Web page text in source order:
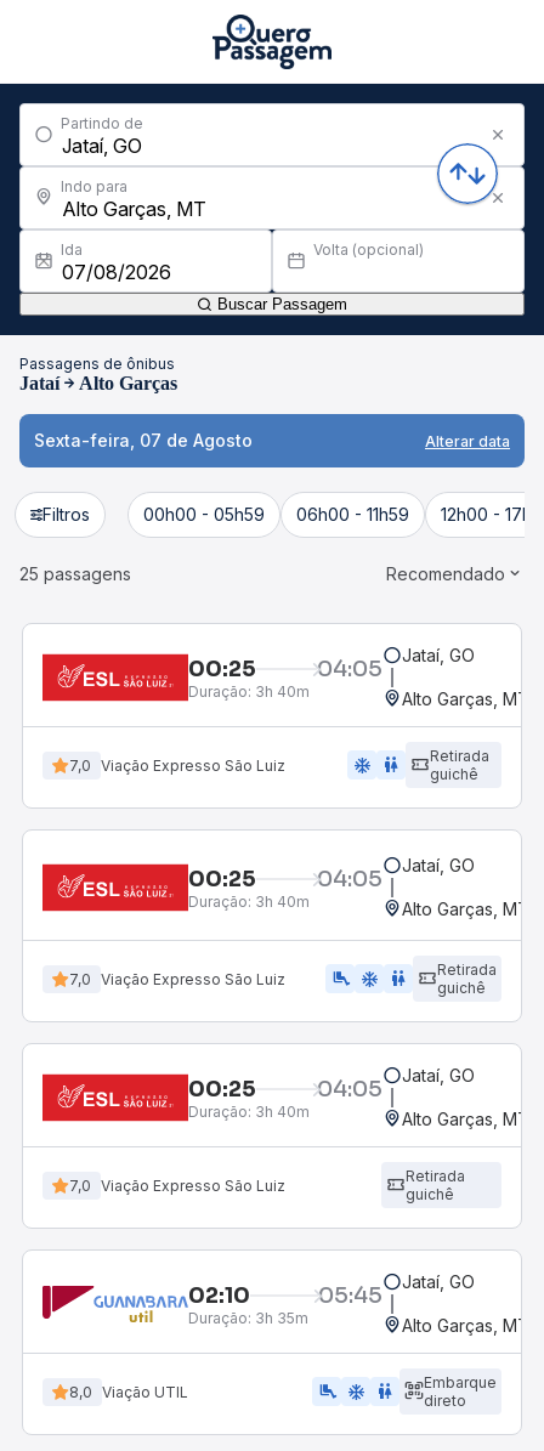
Partindo de
Indo para
Ida Volta (opcional)
Buscar Passagem
Passagens de ônibus
Jataí Alto Garças
Sexta-feira, 07 de Agosto Alterar data
Filtros 00h00 - 05h59 06h00 - 11h59 12h00 -
25 passagens Recomendado
00:25 04:05
Duração: 3h 40m
Jataí, GO
Alto Garças, MT
7,0 Viação Expresso São Luiz ac_unit wc
Retirada
guichê
00:25 04:05
Duração: 3h 40m
Jataí, GO
Alto Garças, MT
7,0 Viação Expresso São Luiz airline_seat_legroom_extra ac_unit wc
Retirada
guichê
00:25 04:05
Duração: 3h 40m
Jataí, GO
Alto Garças, MT
7,0 Viação Expresso São Luiz
Retirada
guichê
02:10 05:45
Duração: 3h 35m
Jataí, GO
Alto Garças, MT
8,0 Viação UTIL airline_seat_legroom_extra ac_unit WC
Embarque
direto